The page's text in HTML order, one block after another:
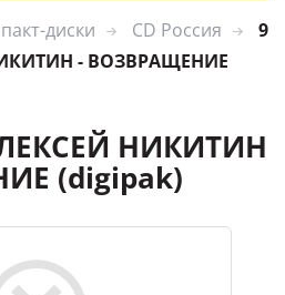
диски CD Россия
9
- ВОЗВРАЩЕНИЕ
НИКИТИН
(digipak)